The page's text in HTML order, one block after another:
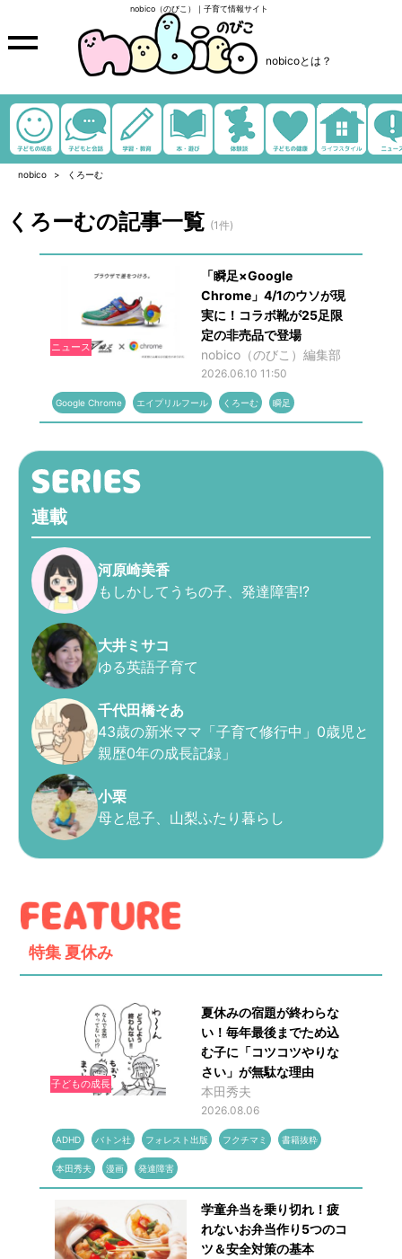
nobico（のびこ）｜子育て情報サイト
nobicoとは？
nobico くろーむ
くろーむの記事一覧 (1件)
ニュース
「瞬足×Google
Chrome」4/1のウソが現
実に！コラボ靴が25足限
定の非売品で登場
nobico（のびこ）編集部
2026.06.10 11:50
Google Chrome エイプリルフール くろーむ 瞬足
連載
河原崎美香
もしかしてうちの子、発達障害!?
大井ミサコ
ゆる英語子育て
千代田橋そあ
43歳の新米ママ「子育て修行中」0歳児と
親歴0年の成長記録」
小栗
母と息子、山梨ふたり暮らし
特集 夏休み
子どもの成長
夏休みの宿題が終わらな
い！毎年最後までため込
む子に「コツコツやりな
さい」が無駄な理由
本田秀夫
2026.08.06
ADHD バトン社 フォレスト出版 フクチマミ 書籍抜粋
本田秀夫 漫画 発達障害
学童弁当を乗り切れ！疲
れないお弁当作り5つのコ
ツ＆安全対策の基本